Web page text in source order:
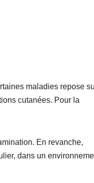
maladies repose
cutanées. Pour la
En revanche,
dans un